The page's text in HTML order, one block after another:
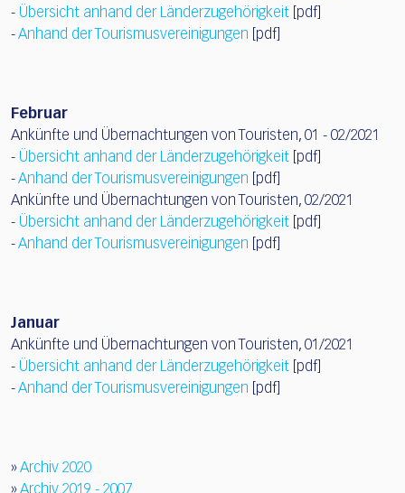
- Übersicht anhand der Länderzugehörigkeit [pdf]
-Anhand der Tourismusvereinigungen [pdf]
Februar
Ankünfte und Übernachtungen von Touristen, 01 - 02/2021
- Übersicht anhand der Länderzugehörigkeit [pdf]
-Anhand der Tourismusvereinigungen [pdf]
Ankünfte und Übernachtungen von Touristen, 02/2021
- Übersicht anhand der Länderzugehörigkeit [pdf]
-Anhand der Tourismusvereinigungen [pdf]
Januar
Ankünfte und Übernachtungen von Touristen, 01/2021
- Übersicht anhand der Länderzugehörigkeit [pdf]
-Anhand der Tourismusvereinigungen [pdf]
»Archiv 2020